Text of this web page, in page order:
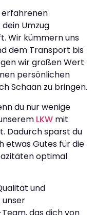
erfahrenen
Umzug
Wir kümmern uns
dem Transport bis
wir großen Wert
persönlichen
Schaan zu bringen.
du nur wenige
LKW mit
Dadurch sparst du
etwas Gutes für die
optimal
und
unser